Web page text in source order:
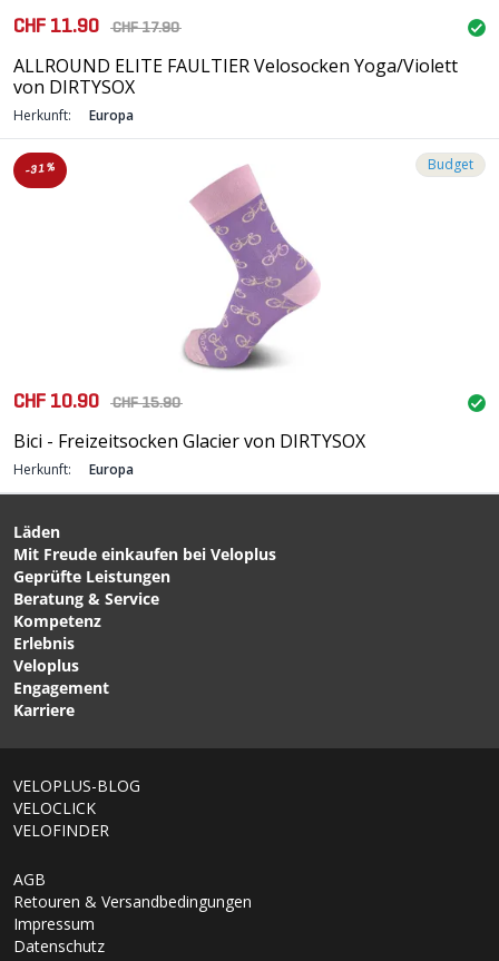
CHF 11.90 CHF 17.90
ALLROUND ELITE FAULTIER Velosocken Yoga/Violett
von DIRTYSOX
Herkunft: Europa
-31% Budget
CHF 10.90 CHF 15.90
Bici - Freizeitsocken Glacier von DIRTYSOX
Herkunft: Europa
Läden
Mit Freude einkaufen bei Veloplus
Geprüfte Leistungen
Beratung & Service
Kompetenz
Erlebnis
Veloplus
Engagement
Karriere
VELOPLUS-BLOG
VELOCLICK
VELOFINDER
AGB
Retouren & Versandbedingungen
Impressum
Datenschutz